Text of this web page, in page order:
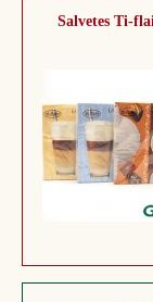
Salvetes Ti-